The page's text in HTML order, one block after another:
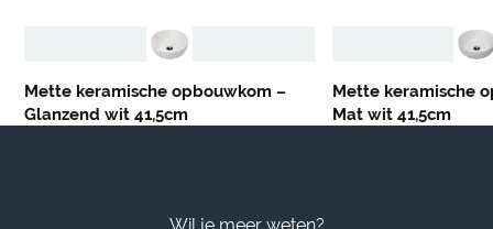
Mette keramische opbouwkom –
Glanzend wit 41,5cm
Mette keramische
Mat wit 41,5cm